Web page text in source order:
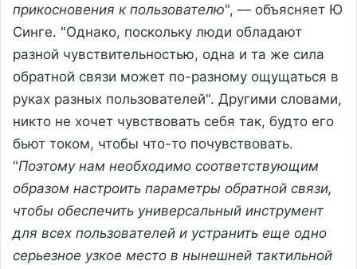
прикосновения к пользователю", — объясняет Ю
Синге. "Однако, поскольку люди обладают
разной чувствительностью, одна и та же сила
обратной связи может по-разному ощущаться в
руках разных пользователей". Другими словами,
никто не хочет чувствовать себя так, будто его
бьют током, чтобы что-то почувствовать.
"Поэтому нам необходимо соответствующим
образом настроить параметры обратной связи,
чтобы обеспечить универсальный инструмент
для всех пользователей и устранить еще одно
серьезное узкое место в нынешней тактильной